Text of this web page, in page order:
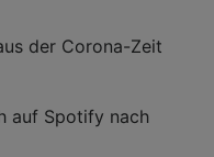
der Corona-Zeit
auf Spotify nach